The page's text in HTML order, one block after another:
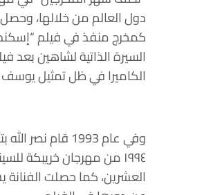
دول العالم من خلالها،
السيرة الذاتية لشاهين
الكاميرا في ظل تمثيل يوسف
وفي عام 1993